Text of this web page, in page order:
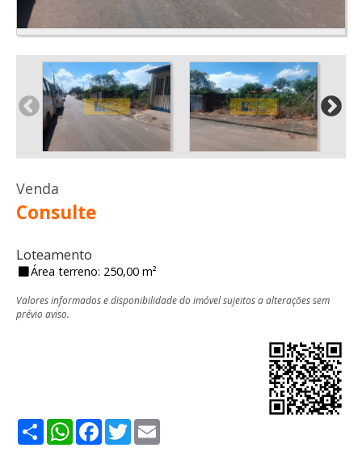
Venda
Consulte
Loteamento
Área terreno: 250,00 m²
Valores informados e disponibilidade do imóvel sujeitos a alterações sem
prévio aviso.
ShareWhatsApp
Facebook
Twitter